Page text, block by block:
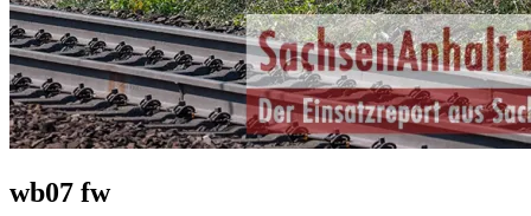
wb07 fw